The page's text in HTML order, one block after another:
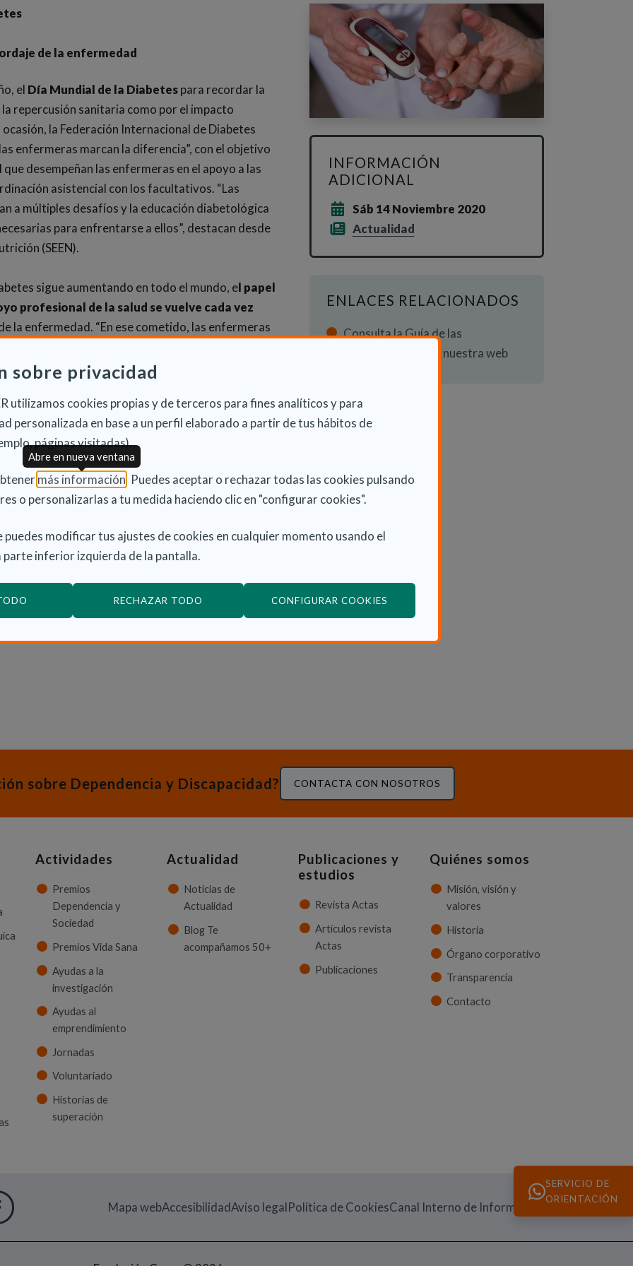
sobre privacidad
utilizamos cookies propias y de terceros para fines analíticos y para
personalizada en base a un perfil elaborado a partir de tus hábitos de
páginas visitadas).
más información (Abre en nueva ventana)
. Puedes aceptar o rechazar todas las cookies pulsando
o personalizarlas a tu medida haciendo clic en "configurar cookies".
puedes modificar tus ajustes de cookies en cualquier momento usando el
parte inferior izquierda de la pantalla.
RECHAZAR TODO CONFIGURAR COOKIES
Abre en nueva ventana
de la enfermedad
el Día Mundial de la Diabetespara recordar la
repercusión sanitaria como por el impacto
la Federación Internacional de Diabetes
enfermeras marcan la diferencia”, con el objetivo
desempeñan las enfermeras en el apoyo a las
asistencial con los facultativos. “Las
a múltiples desafíos y la educación diabetológica
para enfrentarse a ellos”, destacan desde
(SEEN).
sigue aumentando en todo el mundo, el papel
profesional de la salud se vuelve cada vez
la enfermedad. “En ese cometido, las enfermeras
por ello, desde la SEEN queremos decirlo bien
de la SEEN. “Nuestros equipos de atención a
y, por eso, queremos defender la
para estas profesionales. Además, sería
especialidad. Los proveedores de atención
importancia de invertir en educación y
SEEN ha contribuido a esta efeméride con la
expresan el reconocimiento y la gratitud de la
Como comenta su coordinador, el doctor Manuel
de las enfermeras expertas en diabetes con
la práctica de ejercicio (Ruth Gaspar),
de inyección (Rosa Nogueira) y sistemas
INFORMACIÓN
ADICIONAL
Sáb 14 Noviembre 2020
Actualidad
ENLACES RELACIONADOS
Consulta la Guía de las
Discapacidades en nuestra web
sobre Dependencia y Discapacidad? CONTACTA CON NOSOTROS
Actividades
Premios
Dependencia y
Sociedad
Premios Vida Sana
Ayudas a la
investigación
Ayudas al
emprendimiento
Jornadas
Voluntariado
Historias de
superación
Actualidad
Noticias de
Actualidad
Blog Te
acompañamos 50+
Publicaciones y
estudios
Revista Actas
Artículos revista
Actas
Publicaciones
Quiénes somos
Misión, visión y
valores
Historia
Órgano corporativo
Transparencia
Contacto
VENTANA)
NUEVA VENTANA)
EN NUEVA VENTANA)
FACEBOOK
(ABRE EN NUEVA VENTANA)
Mapa webAccesibilidadAviso legalPolítica de CookiesCanal Interno de Información (Abre en nueva
SERVICIO DE
ORIENTACIÓN